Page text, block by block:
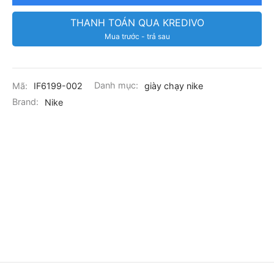
THANH TOÁN QUA KREDIVO
Mua trước - trả sau
Mã: IF6199-002 Danh mục:
giày chạy nike
Brand:
Nike